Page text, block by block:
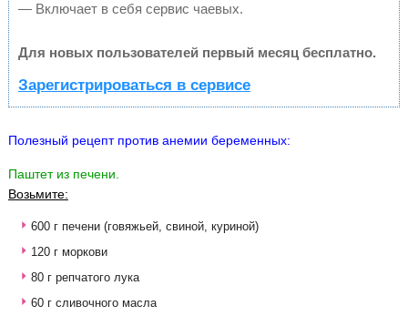
— Включает в себя сервис чаевых.
Для новых пользователей первый месяц бесплатно.
Зарегистрироваться в сервисе
Полезный рецепт против анемии беременных:
Паштет из печени.
Возьмите:
600 г печени (говяжьей, свиной, куриной)
120 г моркови
80 г репчатого лука
60 г сливочного масла